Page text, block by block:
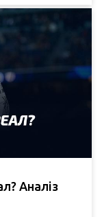
Аналіз